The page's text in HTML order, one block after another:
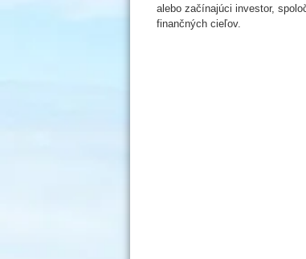
alebo začínajúci investor,
finančných cieľov.